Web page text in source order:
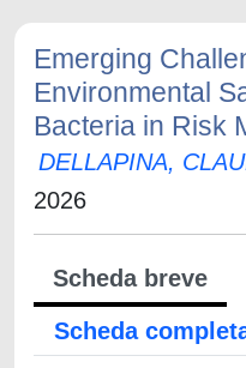
Emerging
Environmental
Bacteria in Risk
DELLAPINA,
2026
Scheda breve
Scheda